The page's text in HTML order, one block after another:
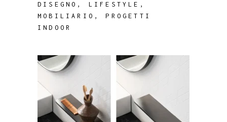
DISEGNO , LIFESTYLE ,
MOBILIARIO ,PROGETTI
INDOOR